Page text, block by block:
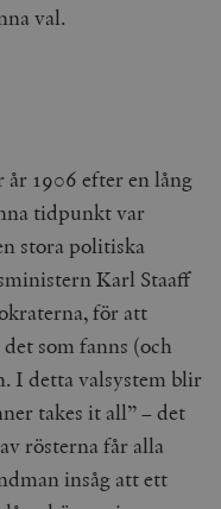
val.
1906 efter en lång
tidpunkt var
stora politiska
Karl Staaff
för att
som fanns (och
I detta valsystem blir
takes it all” – det
rösterna får alla
insåg att ett